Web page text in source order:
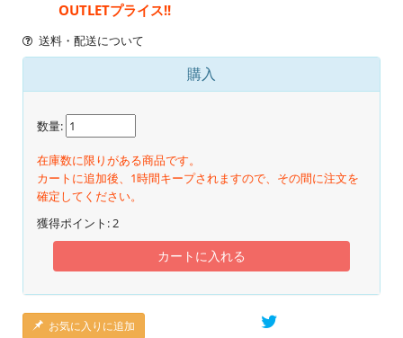
OUTLETプライス!!
送料・配送について
購入
数量:
在庫数に限りがある商品です。
カートに追加後、1時間キープされますので、その間に注文を
確定してください。
獲得ポイント:2
カートに入れる
お気に入りに追加